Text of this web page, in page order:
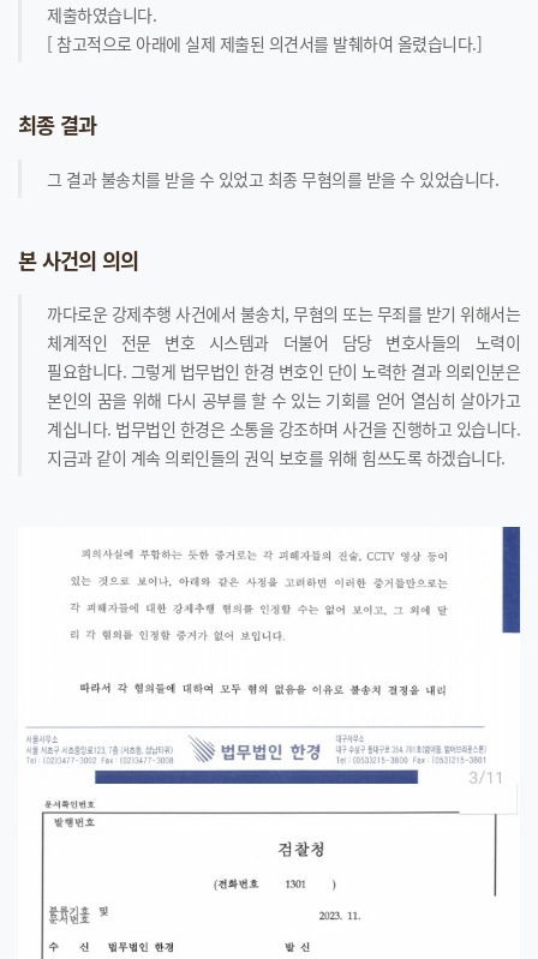
제출하였습니다.
[ 참고적으로 아래에 실제 제출된 의견서를 발췌하여 올렸습니다.]
최종 결과
그 결과 불송치를 받을 수 있었고 최종 무혐의를 받을 수 있었습니다.
본 사건의 의의
까다로운 강제추행 사건에서 불송치, 무혐의 또는 무죄를 받기 위해서는
체계적인 전문 변호 시스템과 더불어 담당 변호사들의 노력이
필요합니다. 그렇게 법무법인 한경 변호인 단이 노력한 결과 의뢰인분은
본인의 꿈을 위해 다시 공부를 할 수 있는 기회를 얻어 열심히 살아가고
계십니다. 법무법인 한경은 소통을 강조하며 사건을 진행하고 있습니다.
지금과 같이 계속 의뢰인들의 권익 보호를 위해 힘쓰도록 하겠습니다.